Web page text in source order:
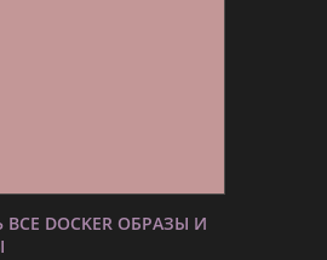
DOCKER ОБРАЗЫ И